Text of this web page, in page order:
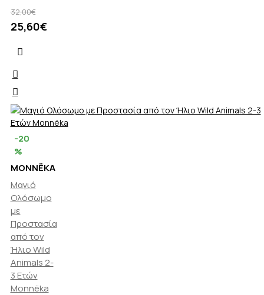
32,00€
25,60€
-20
%
MONNËKA
Μαγιό
Ολόσωμο
με
Προστασία
από τον
Ήλιο Wild
Animals 2-
3 Ετών
Monnëka